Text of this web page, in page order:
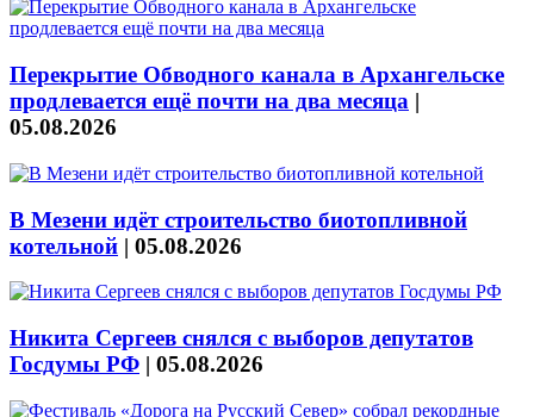
Перекрытие Обводного канала в Архангельске
продлевается ещё почти на два месяца |
05.08.2026
В Мезени идёт строительство биотопливной
котельной | 05.08.2026
Никита Сергеев снялся с выборов депутатов
Госдумы РФ | 05.08.2026